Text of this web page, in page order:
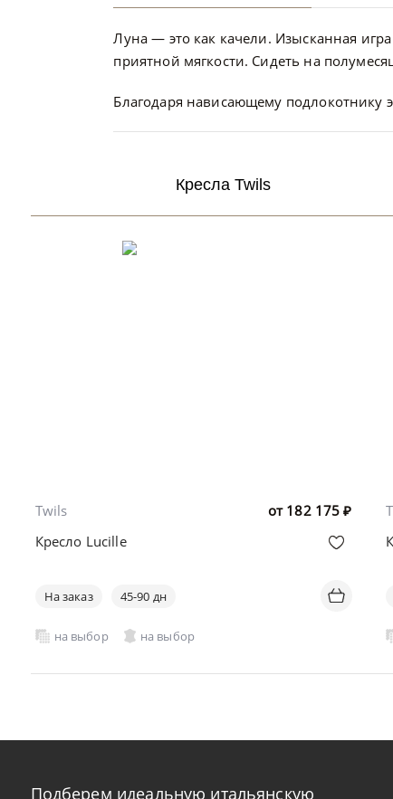
Луна — это как качели. Изысканная
приятной мягкости. Сидеть на
Благодаря нависающему подлокотнику
Кресла Twils
от 182 175 ₽
Twils
Кресло Lucille
На заказ 45-90 дн
на выбор на выбор
Подберем идеальную итальянскую